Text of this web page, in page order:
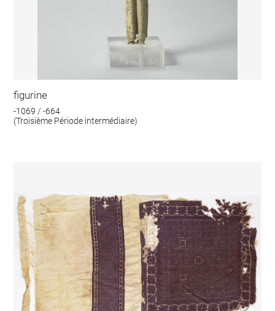
figurine
-1069 / -664
(Troisième Période intermédiaire)